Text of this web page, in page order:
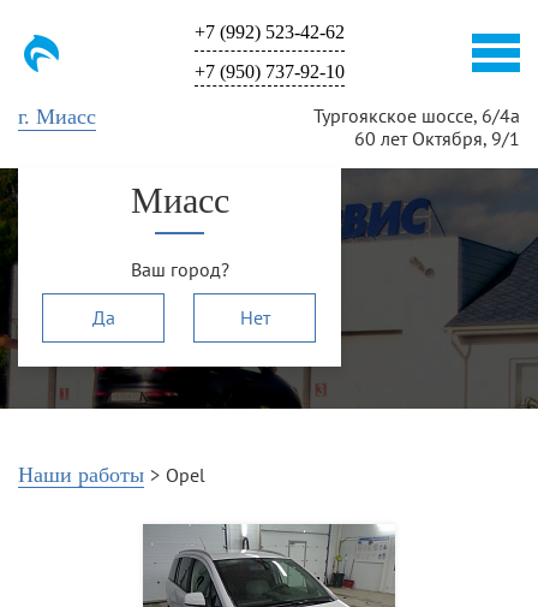
+7 (992) 523-42-62
+7 (950) 737-92-10
г. Миасс
Тургоякское шоссе, 6/4а
60 лет Октября, 9/1
Миасс
Ваш город?
Да
Нет
Opel
Наши работы > Opel